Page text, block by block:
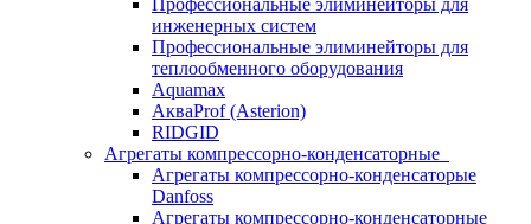
Профессиональные элиминейторы для
инженерных систем
Профессиональные элиминейторы для
теплообменного оборудования
Aquamax
АкваProf (Asterion)
RIDGID
Агрегаты компрессорно-конденсаторные
Агрегаты компрессорно-конденсаторые
Danfoss
Агрегаты компрессорно-конденсаторные